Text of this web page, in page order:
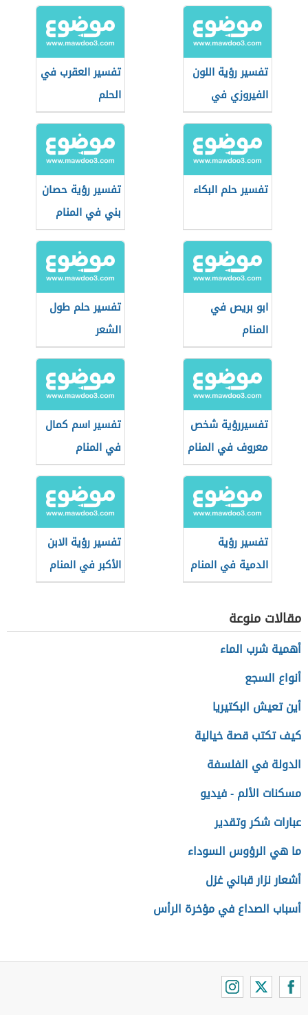
تفسير رؤية اللون
الفيروزي في
المنام
تفسير العقرب في
الحلم
تفسير حلم البكاء
تفسير رؤية حصان
بني في المنام
ابو بريص في
المنام
تفسير حلم طول
الشعر
تفسيررؤية شخص
معروف في المنام
تفسير اسم كمال
في المنام
تفسير رؤية
الدمية في المنام
تفسير رؤية الابن
الأكبر في المنام
مقالات منوعة
أهمية شرب الماء
أنواع السجع
أين تعيش البكتيريا
كيف تكتب قصة خيالية
الدولة في الفلسفة
مسكنات الألم - فيديو
عبارات شكر وتقدير
ما هي الرؤوس السوداء
أشعار نزار قباني غزل
أسباب الصداع في مؤخرة الرأس